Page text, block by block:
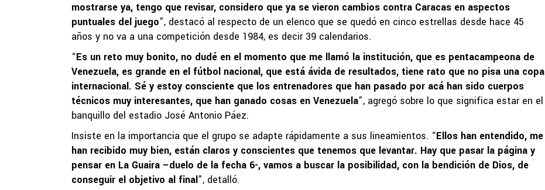
mostrarse ya, tengo que revisar, considero que ya se vieron cambios contra Caracas en aspectos
puntuales del juego”, destacó al respecto de un elenco que se quedó en cinco estrellas desde hace 45
años y no va a una competición desde 1984, es decir 39 calendarios.
“Es un reto muy bonito, no dudé en el momento que me llamó la institución, que es pentacampeona de
Venezuela, es grande en el fútbol nacional, que está ávida de resultados, tiene rato que no pisa una copa
internacional. Sé y estoy consciente que los entrenadores que han pasado por acá han sido cuerpos
técnicos muy interesantes, que han ganado cosas en Venezuela”, agregó sobre lo que significa estar en el
banquillo del estadio José Antonio Páez.
Insiste en la importancia que el grupo se adapte rápidamente a sus lineamientos. “Ellos han entendido, me
han recibido muy bien, están claros y conscientes que tenemos que levantar. Hay que pasar la página y
pensar en La Guaira –duelo de la fecha 6-, vamos a buscar la posibilidad, con la bendición de Dios, de
conseguir el objetivo al final”, detalló.